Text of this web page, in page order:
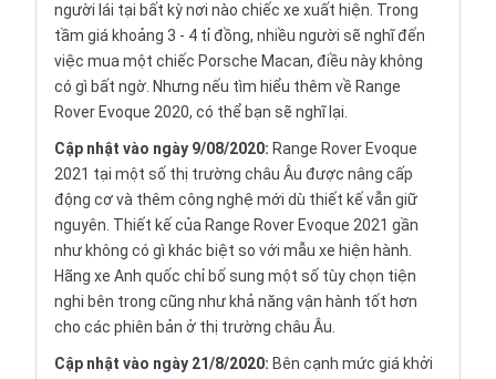
người lái tại bất kỳ nơi nào chiếc xe xuất hiện. Trong
tầm giá khoảng 3 - 4 tỉ đồng, nhiều người sẽ nghĩ đến
việc mua một chiếc Porsche Macan, điều này không
có gì bất ngờ. Nhưng nếu tìm hiểu thêm về Range
Rover Evoque 2020, có thể bạn sẽ nghĩ lại.
Cập nhật vào ngày 9/08/2020: Range Rover Evoque
2021 tại một số thị trường châu Âu được nâng cấp
động cơ và thêm công nghệ mới dù thiết kế vẫn giữ
nguyên. Thiết kế của Range Rover Evoque 2021 gần
như không có gì khác biệt so với mẫu xe hiện hành.
Hãng xe Anh quốc chỉ bố sung một số tùy chọn tiện
nghi bên trong cũng như khả năng vận hành tốt hơn
cho các phiên bản ở thị trường châu Âu.
Cập nhật vào ngày 21/8/2020: Bên cạnh mức giá khởi